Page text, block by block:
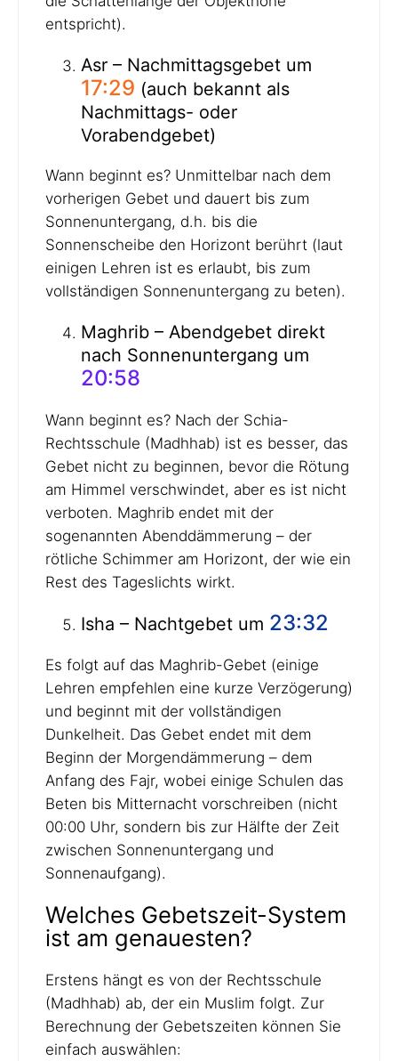
entspricht).
Asr – Nachmittagsgebet um
17:29 (auch bekannt als
Nachmittags- oder
Vorabendgebet)
Wann beginnt es? Unmittelbar nach dem
vorherigen Gebet und dauert bis zum
Sonnenuntergang, d.h. bis die
Sonnenscheibe den Horizont berührt (laut
einigen Lehren ist es erlaubt, bis zum
vollständigen Sonnenuntergang zu beten).
Maghrib – Abendgebet direkt
nach Sonnenuntergang um
20:58
Wann beginnt es? Nach der Schia-
Rechtsschule (Madhhab) ist es besser, das
Gebet nicht zu beginnen, bevor die Rötung
am Himmel verschwindet, aber es ist nicht
verboten. Maghrib endet mit der
sogenannten Abenddämmerung – der
rötliche Schimmer am Horizont, der wie ein
Rest des Tageslichts wirkt.
Isha – Nachtgebet um 23:32
Es folgt auf das Maghrib-Gebet (einige
Lehren empfehlen eine kurze Verzögerung)
und beginnt mit der vollständigen
Dunkelheit. Das Gebet endet mit dem
Beginn der Morgendämmerung – dem
Anfang des Fajr, wobei einige Schulen das
Beten bis Mitternacht vorschreiben (nicht
00:00 Uhr, sondern bis zur Hälfte der Zeit
zwischen Sonnenuntergang und
Sonnenaufgang).
Welches Gebetszeit-System
ist am genauesten?
Erstens hängt es von der Rechtsschule
(Madhhab) ab, der ein Muslim folgt. Zur
Berechnung der Gebetszeiten können Sie
einfach auswählen: